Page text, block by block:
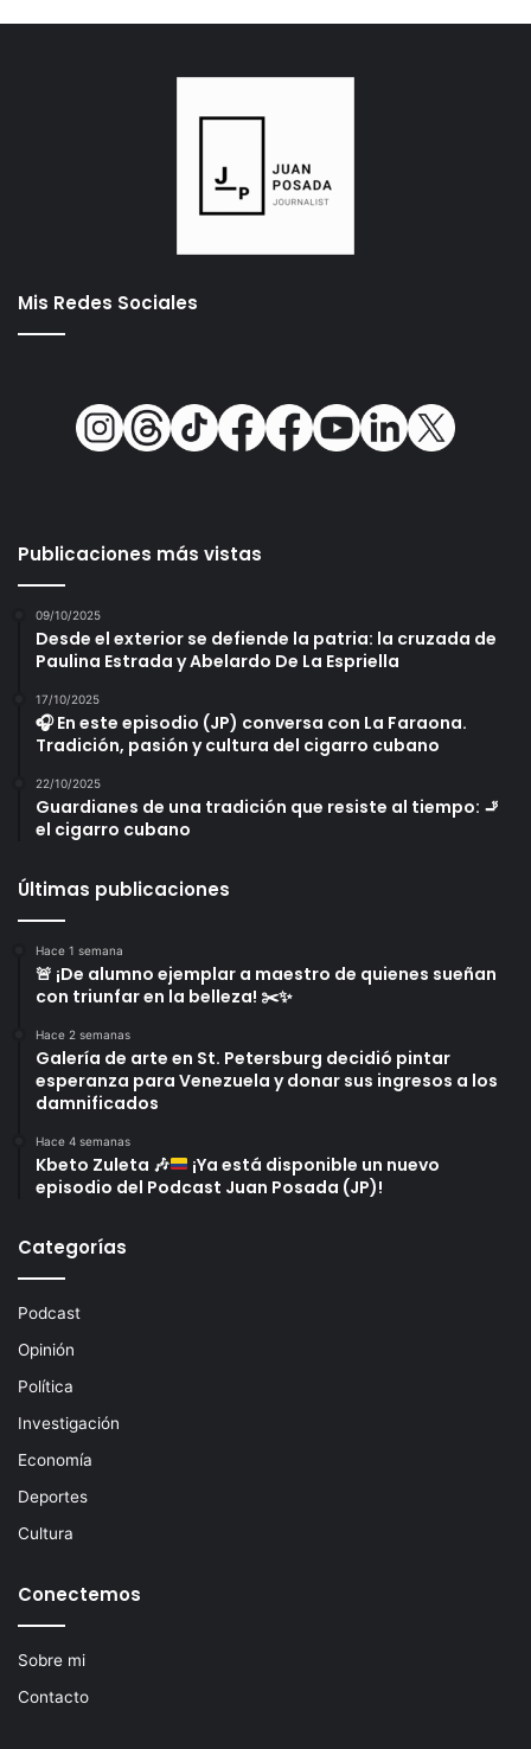
Mis Redes Sociales
Publicaciones más vistas
09/10/2025
Desde el exterior se defiende la patria: la cruzada de
Paulina Estrada y Abelardo De La Espriella
17/10/2025
🎧 En este episodio (JP) conversa con La Faraona.
Tradición, pasión y cultura del cigarro cubano
22/10/2025
Guardianes de una tradición que resiste al tiempo: 🚬
el cigarro cubano
Últimas publicaciones
Hace 1 semana
🚨 ¡De alumno ejemplar a maestro de quienes sueñan
con triunfar en la belleza! ✂️✨
Hace 2 semanas
Galería de arte en St. Petersburg decidió pintar
esperanza para Venezuela y donar sus ingresos a los
damnificados
Hace 4 semanas
Kbeto Zuleta 🎶
¡Ya está disponible un nuevo
episodio del Podcast Juan Posada (JP)!
Categorías
Podcast
Opinión
Política
Investigación
Economía
Deportes
Cultura
Conectemos
Sobre mi
Contacto